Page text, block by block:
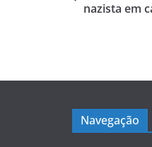
nazista em
Navegação